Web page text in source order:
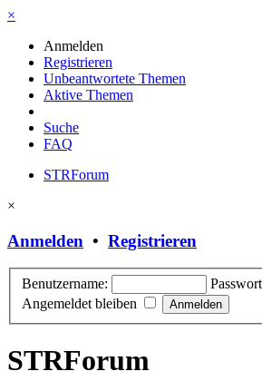
×
Anmelden
Registrieren
Unbeantwortete Themen
Aktive Themen
Suche
FAQ
STRForum
×
Anmelden • Registrieren
Benutzername:
Angemeldet bleiben
STRForum